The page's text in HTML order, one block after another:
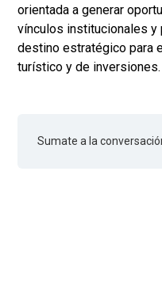
orientada a generar
vínculos institucionales y
destino estratégico para
turístico y de inversiones.
Sumate a la